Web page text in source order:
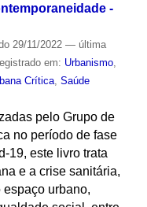
-
29/11/2022 — última
em: Urbanismo,
Crítica, Saúde
pelo Grupo de
no período de fase
19, este livro trata
e a crise sanitária,
urbano,